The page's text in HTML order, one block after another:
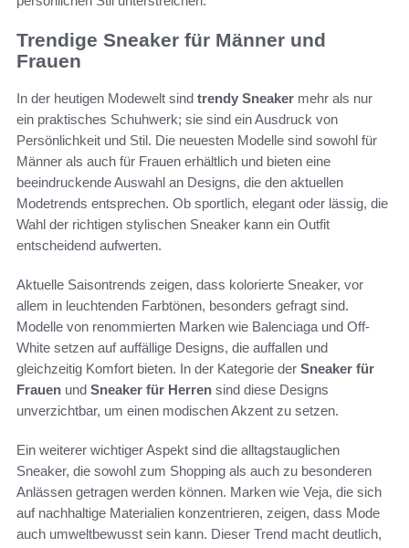
Trendige Sneaker für Männer und
Frauen
In der heutigen Modewelt sind trendy Sneaker mehr als nur
ein praktisches Schuhwerk; sie sind ein Ausdruck von
Persönlichkeit und Stil. Die neuesten Modelle sind sowohl für
Männer als auch für Frauen erhältlich und bieten eine
beeindruckende Auswahl an Designs, die den aktuellen
Modetrends entsprechen. Ob sportlich, elegant oder lässig, die
Wahl der richtigen stylischen Sneaker kann ein Outfit
entscheidend aufwerten.
Aktuelle Saisontrends zeigen, dass kolorierte Sneaker, vor
allem in leuchtenden Farbtönen, besonders gefragt sind.
Modelle von renommierten Marken wie Balenciaga und Off-
White setzen auf auffällige Designs, die auffallen und
gleichzeitig Komfort bieten. In der Kategorie der Sneaker für
Frauen und Sneaker für Herren sind diese Designs
unverzichtbar, um einen modischen Akzent zu setzen.
Ein weiterer wichtiger Aspekt sind die alltagstauglichen
Sneaker, die sowohl zum Shopping als auch zu besonderen
Anlässen getragen werden können. Marken wie Veja, die sich
auf nachhaltige Materialien konzentrieren, zeigen, dass Mode
auch umweltbewusst sein kann. Dieser Trend macht deutlich,